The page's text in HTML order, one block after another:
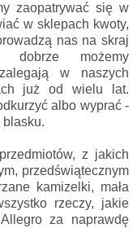
zaopatrywać się w
w sklepach kwoty,
nas na skraj
dobrze możemy
w naszych
już od wielu lat.
albo wyprać -
blasku.
z jakich
przedświątecznym
kamizelki, mała
rzeczy, jakie
za naprawdę